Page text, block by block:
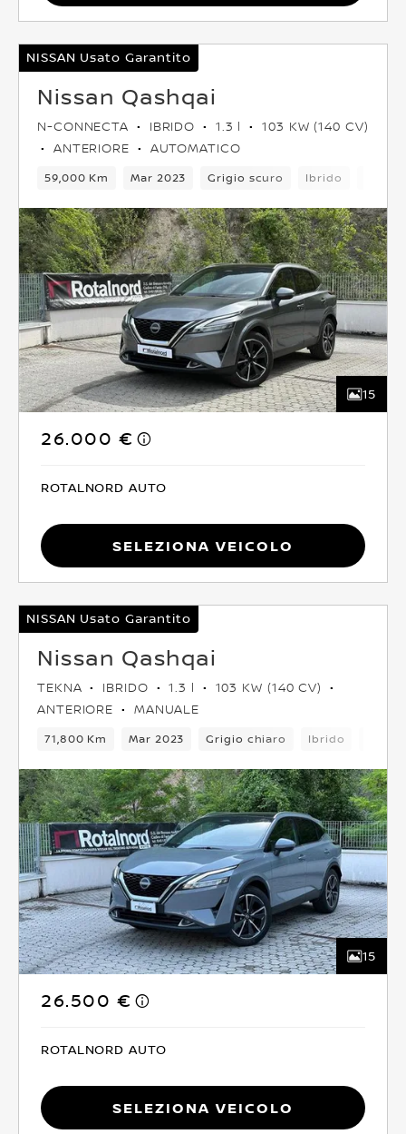
NISSAN Usato Garantito
Nissan Qashqai
N-CONNECTA IBRIDO 1.3 l
103 KW (140 CV)
ANTERIORE
AUTOMATICO
59,000 Km Mar 2023 Grigio scuro Ibrido
15
26.000 €
ROTALNORD AUTO
Seleziona Veicolo
NISSAN Usato Garantito
Nissan Qashqai
TEKNA IBRIDO 1.3 l
103 KW (140 CV)
ANTERIORE
MANUALE
71,800 Km Mar 2023 Grigio chiaro Ibrido
15
26.500 €
ROTALNORD AUTO
Seleziona Veicolo